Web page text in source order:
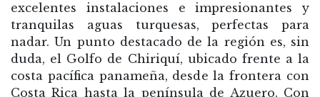
excelentes instalaciones e impresionantes y
tranquilas aguas turquesas, perfectas para
nadar. Un punto destacado de la región es, sin
duda, el Golfo de Chiriquí, ubicado frente a la
costa pacífica panameña, desde la frontera con
Costa Rica hasta la península de Azuero. Con